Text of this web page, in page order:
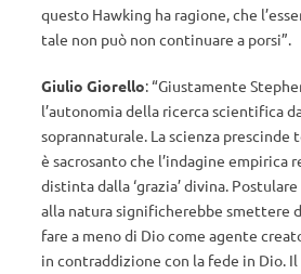
questo Hawking ha ragione, che
tale non può non continuare a porsi”.
Giulio Giorello: “Giustamente
l’autonomia della ricerca scientifica
soprannaturale. La scienza
è sacrosanto che l’indagine empirica
distinta dalla ‘grazia’ divina.
alla natura significherebbe smettere
fare a meno di Dio come agente
in contraddizione con la fede in Dio. Il